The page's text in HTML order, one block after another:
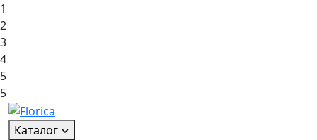
1
2
3
4
5
5
Каталог